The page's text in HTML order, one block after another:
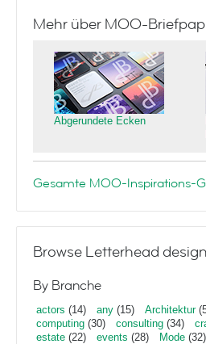
Mehr über MOO-
Abgerundete Ecken
Gesamte MOO-Inspirations-
Browse Letterhead
By Branche
actors (14) any (15) Architektur
computing (30) consulting (34)
estate (22) events (28) Mode (32)